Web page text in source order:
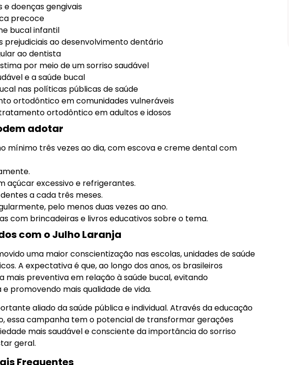
e doenças gengivais
precoce
bucal infantil
prejudiciais ao desenvolvimento dentário
ao dentista
por meio de um sorriso saudável
e a saúde bucal
nas políticas públicas de saúde
ortodôntico em comunidades vulneráveis
ortodôntico em adultos e idosos
adotar
mínimo três vezes ao dia, com escova e creme dental com
açúcar excessivo e refrigerantes.
a cada três meses.
pelo menos duas vezes ao ano.
com brincadeiras e livros educativos sobre o tema.
com o Julho Laranja
uma maior conscientização nas escolas, unidades de saúde
A expectativa é que, ao longo dos anos, os brasileiros
mais preventiva em relação à saúde bucal, evitando
promovendo mais qualidade de vida.
aliado da saúde pública e individual. Através da educação
essa campanha tem o potencial de transformar gerações
mais saudável e consciente da importância do sorriso
geral.